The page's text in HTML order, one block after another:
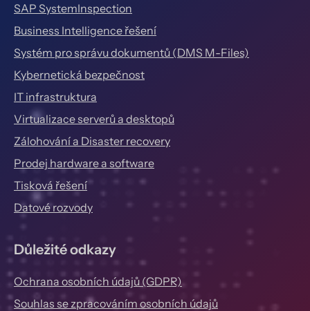
SAP SystemInspection
Business Intelligence řešení
Systém pro správu dokumentů (DMS M-Files)
Kybernetická bezpečnost
IT infrastruktura
Virtualizace serverů a desktopů
Zálohování a Disaster recovery
Prodej hardware a software
Tisková řešení
Datové rozvody
Důležité odkazy
Ochrana osobních údajů (GDPR)
Souhlas se zpracováním osobních údajů